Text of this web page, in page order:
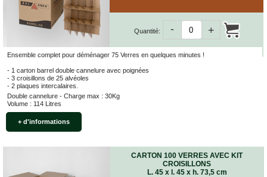
Ensemble complet pour déménager 75 Verres en quelques minutes !
- 1 carton barrel double cannelure avec poignées
- 3 croisillons de 25 alvéoles
- 2 plaques intercalaires.
Double cannelure - Charge max : 30Kg
Volume : 114 Litres
+ d'informations
Quantité: +
-
CARTON 100 VERRES AVEC KIT
CROISILLONS
L. 45 x l. 45 x h. 73,5 cm